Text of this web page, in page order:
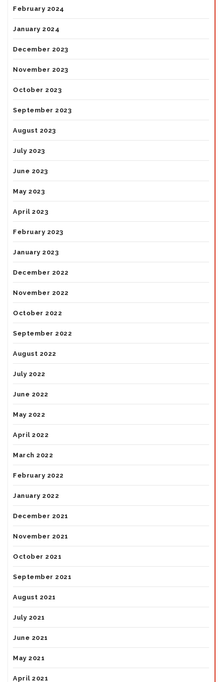
February 2024
January 2024
December 2023
November 2023
October 2023
September 2023
August 2023
July 2023
June 2023
May 2023
April 2023
February 2023
January 2023
December 2022
November 2022
October 2022
September 2022
August 2022
July 2022
June 2022
May 2022
April 2022
March 2022
February 2022
January 2022
December 2021
November 2021
October 2021
September 2021
August 2021
July 2021
June 2021
May 2021
April 2021